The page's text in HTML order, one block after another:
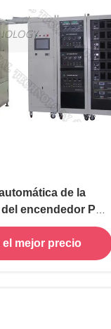
de la
encendedor PVD
del metal, máquina
vacuometalización
arco
el mejor precio